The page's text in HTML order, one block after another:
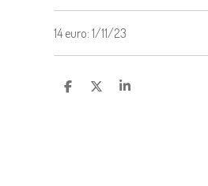
14 euro: 1/11/23
D
D
S